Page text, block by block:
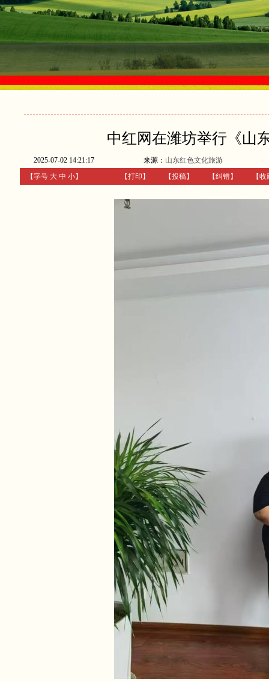
中红网在潍坊举行《山
2025-07-02 14:21:17 来源： 山东红色文化旅游
【字号 大 中 小】 【打印 】 【投稿】 【纠错】 【